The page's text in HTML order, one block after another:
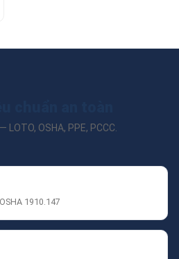
OSHA, PPE, PCCC.
1910.147